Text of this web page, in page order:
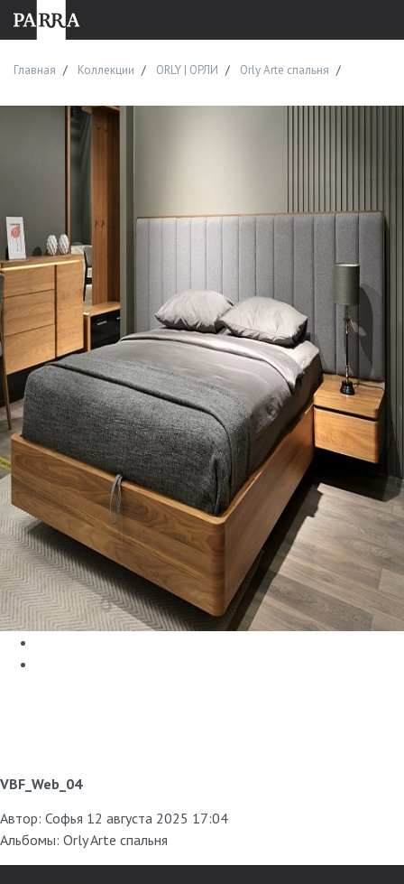
Главная Коллекции ORLY | ОРЛИ Orly Arte спальня
VBF_Web_04
Автор: Софья 12 августа 2025 17:04
Альбомы: Orly Arte спальня